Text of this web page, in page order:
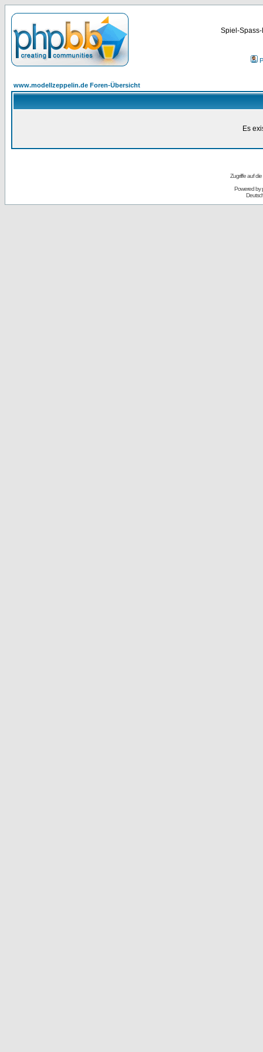
Spiel-
www.modellzeppelin.de Foren-Übersicht
Es
Zugriffe auf
Powered by